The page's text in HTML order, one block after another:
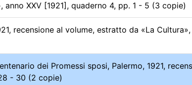
XXV [1921], quaderno 4, pp. 1 - 5 (3 copie)
recensione al volume, estratto da «La
dei Promessi sposi, Palermo, 1921,
- 30 (2 copie)